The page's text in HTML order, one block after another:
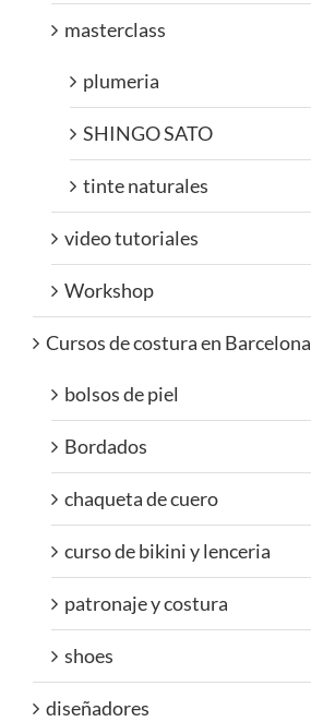
masterclass
plumeria
SHINGO SATO
tinte naturales
video tutoriales
Workshop
Cursos de costura en Barcelona
bolsos de piel
Bordados
chaqueta de cuero
curso de bikini y lenceria
patronaje y costura
shoes
diseñadores